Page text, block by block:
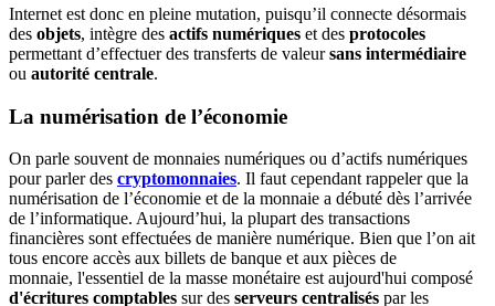
Internet est donc en pleine mutation, puisqu’il connecte désormais
des objets, intègre des actifs numériques et des protocoles
permettant d’effectuer des transferts de valeursans intermédiaire
ou autorité centrale.
La numérisation de l’économie
On parle souvent de monnaies numériques ou d’actifs numériques
pour parler des cryptomonnaies. Il faut cependant rappeler que la
numérisation de l’économie et de la monnaie a débuté dès l’arrivée
de l’informatique. Aujourd’hui, la plupart des transactions
financières sont effectuées de manière numérique. Bien que l’on ait
tous encore accès aux billets de banque et aux pièces de
monnaie, l'essentiel de la masse monétaire est aujourd'hui composé
d'écritures comptables sur des serveurs centralisés par les